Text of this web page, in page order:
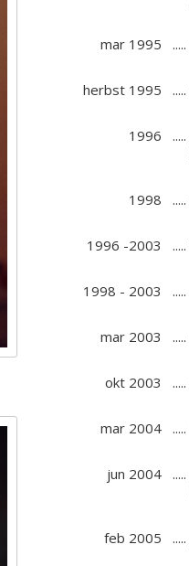
mar 1995 .....
herbst 1995 .....
1996 .....
1998 .....
1996 -2003 .....
1998 - 2003 .....
mar 2003 .....
okt 2003 .....
mar 2004 .....
jun 2004 .....
feb 2005 .....